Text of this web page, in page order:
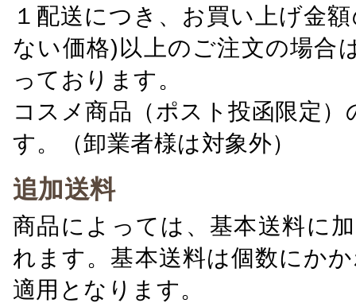
１配送につき、お買い上げ金
ない価格)以上のご注文の場合
っております。
コスメ商品（ポスト投函限定
す。（卸業者様は対象外）
追加送料
商品によっては、基本送料に
れます。基本送料は個数にか
適用となります。